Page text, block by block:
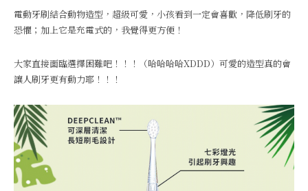
電動牙刷結合動物造型，超級可愛，小孩看到一定會喜歡，降低刷牙的
恐懼；加上它是充電式的，我覺得更方便！
大家直接面臨選擇困難吧！！！（哈哈哈哈XDDD）可愛的造型真的會
讓人刷牙更有動力耶！！！